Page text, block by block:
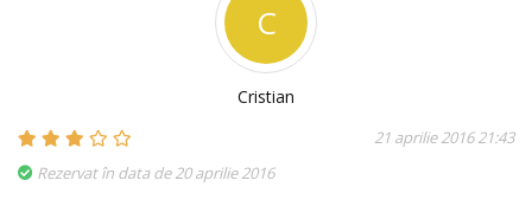
C
Cristian
21 aprilie 2016 21:43
Rezervat în data de 20 aprilie 2016